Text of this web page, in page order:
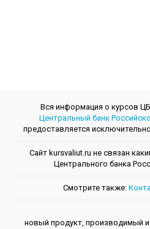
Вся информация о курсов
Центральный банк
предоставляется
Сайт kursvaliut.ru не связан
Центрального банкa
Смотрите также:
новый продукт, производимый